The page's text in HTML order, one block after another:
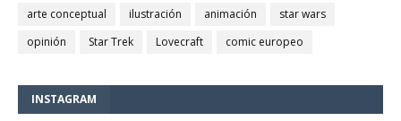
arte conceptual
ilustración animación
star wars
opinión
Star Trek Lovecraft comic europeo
INSTAGRAM